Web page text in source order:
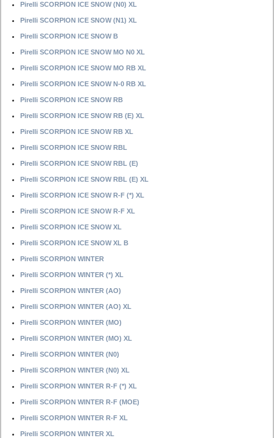
Pirelli SCORPION ICE SNOW (N0) XL
Pirelli SCORPION ICE SNOW (N1) XL
Pirelli SCORPION ICE SNOW B
Pirelli SCORPION ICE SNOW MO N0 XL
Pirelli SCORPION ICE SNOW MO RB XL
Pirelli SCORPION ICE SNOW N-0 RB XL
Pirelli SCORPION ICE SNOW RB
Pirelli SCORPION ICE SNOW RB (E) XL
Pirelli SCORPION ICE SNOW RB XL
Pirelli SCORPION ICE SNOW RBL
Pirelli SCORPION ICE SNOW RBL (E)
Pirelli SCORPION ICE SNOW RBL (E) XL
Pirelli SCORPION ICE SNOW R-F (*) XL
Pirelli SCORPION ICE SNOW R-F XL
Pirelli SCORPION ICE SNOW XL
Pirelli SCORPION ICE SNOW XL B
Pirelli SCORPION WINTER
Pirelli SCORPION WINTER (*) XL
Pirelli SCORPION WINTER (AO)
Pirelli SCORPION WINTER (AO) XL
Pirelli SCORPION WINTER (MO)
Pirelli SCORPION WINTER (MO) XL
Pirelli SCORPION WINTER (N0)
Pirelli SCORPION WINTER (N0) XL
Pirelli SCORPION WINTER R-F (*) XL
Pirelli SCORPION WINTER R-F (MOE)
Pirelli SCORPION WINTER R-F XL
Pirelli SCORPION WINTER XL